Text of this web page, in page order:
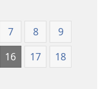
o
ao
apî
Te
Bibilia,
Huriraa
7 8
9
16 17
18